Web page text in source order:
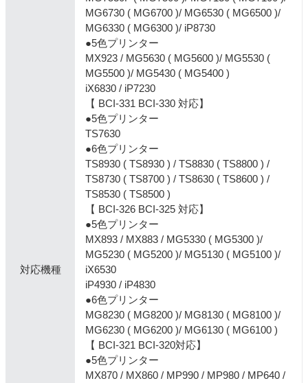
対応機種
MG6730 ( MG6700 )/ MG6530 ( MG6500 )/
MG6330 ( MG6300 )/ iP8730
●5色プリンター
MX923 / MG5630 ( MG5600 )/ MG5530 (
MG5500 )/ MG5430 ( MG5400 )
iX6830 / iP7230
【 BCI-331 BCI-330 対応】
●5色プリンター
TS7630
●6色プリンター
TS8930 ( TS8930 ) / TS8830 ( TS8800 ) /
TS8730 ( TS8700 ) / TS8630 ( TS8600 ) /
TS8530 ( TS8500 )
【 BCI-326 BCI-325 対応】
●5色プリンター
MX893 / MX883 / MG5330 ( MG5300 )/
MG5230 ( MG5200 )/ MG5130 ( MG5100 )/
iX6530
iP4930 / iP4830
●6色プリンター
MG8230 ( MG8200 )/ MG8130 ( MG8100 )/
MG6230 ( MG6200 )/ MG6130 ( MG6100 )
【 BCI-321 BCI-320対応】
●5色プリンター
MX870 / MX860 / MP990 / MP980 / MP640 /